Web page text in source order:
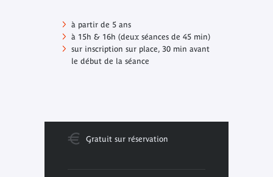
à partir de 5 ans
à 15h & 16h (deux séances de 45 min)
sur inscription sur place, 30 min avant
le début de la séance
Gratuit sur réservation